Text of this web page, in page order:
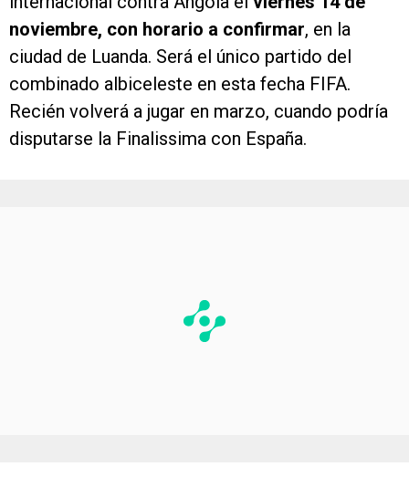
noviembre, con horario a confirmar, en la
ciudad de Luanda. Será el único partido del
combinado albiceleste en esta fecha FIFA.
Recién volverá a jugar en marzo, cuando podría
disputarse la Finalissima con España.